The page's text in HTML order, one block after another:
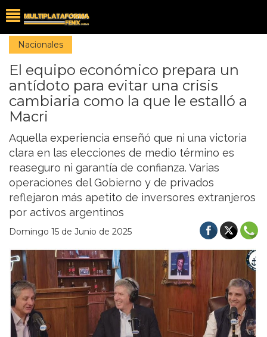
Nacionales
El equipo económico prepara un
antídoto para evitar una crisis
cambiaria como la que le estalló a
Macri
Aquella experiencia enseñó que ni una victoria
clara en las elecciones de medio término es
reaseguro ni garantía de confianza. Varias
operaciones del Gobierno y de privados
reflejaron más apetito de inversores extranjeros
por activos argentinos
Domingo 15 de Junio de 2025